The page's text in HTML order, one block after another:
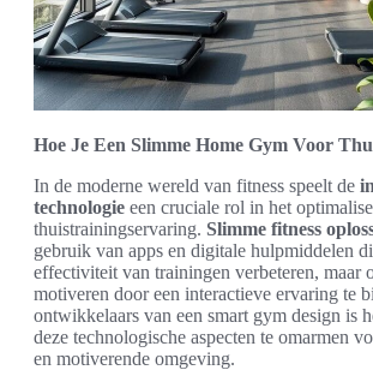
Hoe Je Een Slimme Home Gym Voor
In de moderne wereld van fitness speelt de
technologie een cruciale rol in het
thuistrainingservaring. Slimme fitness
gebruik van apps en digitale hulpmiddelen
effectiviteit van trainingen verbeteren, maar
motiveren door een interactieve ervaring te
ontwikkelaars van een smart gym design is
deze technologische aspecten te omarmen
en motiverende omgeving.